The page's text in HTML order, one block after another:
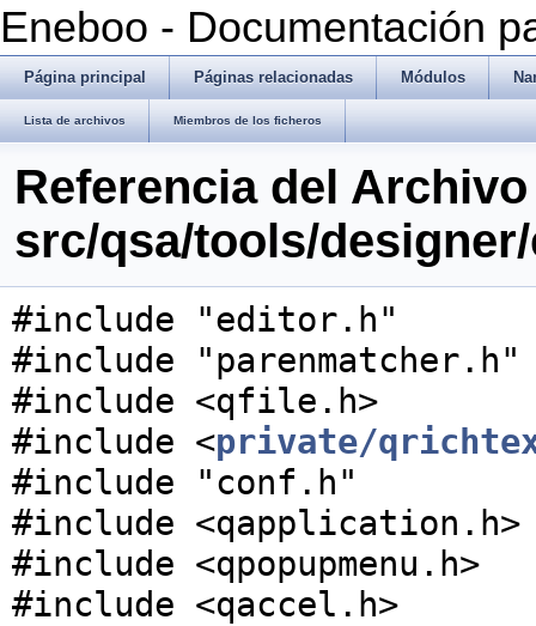
Eneboo - Documentación
Página principal Páginas relacionadas Módulos
Lista de archivos Miembros de los ficheros
Referencia del Archivo
src/qsa/tools/
#include "editor.h"
#include "parenmatcher.h"
#include <qfile.h>
#include <private/
#include "conf.h"
#include <qapplication.h>
#include <qpopupmenu.h>
#include <qaccel.h>